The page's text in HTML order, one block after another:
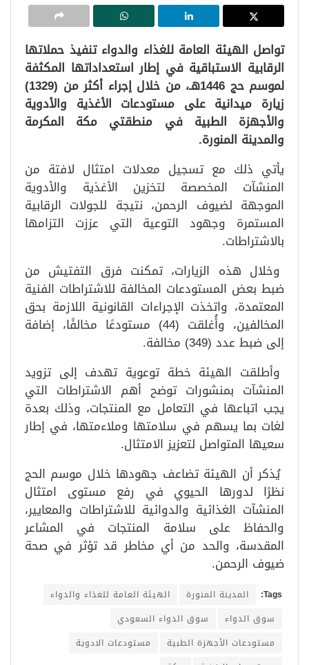
تواصل الهيئة العامة للغذاء والدواء تنفيذ حملاتها
الرقابية الاستباقية في إطار استعداداتها المكثفة
لموسم حج 1446هـ، من خلال إجراء أكثر من (1329)
زيارة ميدانية على مستودعات الأغذية والأدوية
والأجهزة الطبية في منطقتي مكة المكرمة
والمدينة المنورة.
يأتي ذلك مع تسجيل معدلات امتثال لافتة من
المنشآت المخصصة لتخزين الأغذية والأدوية
الموجهة لضيوف الرحمن، نتيجة للجولات الرقابية
المستمرة وجهود التوعية التي عززت التزامها
بالاشتراطات.
وخلال هذه الزيارات، تمكنت فرق التفتيش من
ضبط بعض المستودعات المخالفة للاشتراطات الفنية
المعتمدة، واتخذت الإجراءات القانونية اللازمة بحق
المخالفين، وأُغلقت (44) مستودعًا مخالفًا، إضافة
إلى ضبط عدد (349) مخالفة.
وأطلقت الهيئة خطة توعوية تهدف إلى تزويد
المنشآت بمنشورات توضح أهم الاشتراطات التي
يجب اتباعها في التعامل مع المنتجات، وذلك بعدة
لغات بما يسهم في سلامتها وملاءمتها، في إطار
سعيها المتواصل لتعزيز الامتثال.
يُذكر أن الهيئة تضاعف جهودها خلال موسم الحج
نظرًا لدورها الحيوي في رفع مستوى امتثال
المنشآت الغذائية والدوائية للاشتراطات والمعايير،
والحفاظ على سلامة المنتجات في المشاعر
المقدسة، والحد من أي مخاطر قد تؤثر في صحة
ضيوف الرحمن.
Tags: المدينة المنورة
الهيئة العامة للغذاء والدواء
سوق الدواء
سوق الدواء السعودي
مستودعات الأجهزة الطبية
مستودعات الادوية